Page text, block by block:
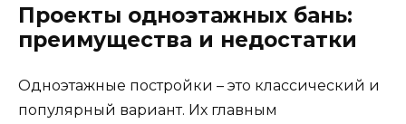
Проекты одноэтажных бань:
преимущества и недостатки
Одноэтажные постройки – это классический и
популярный вариант. Их главным